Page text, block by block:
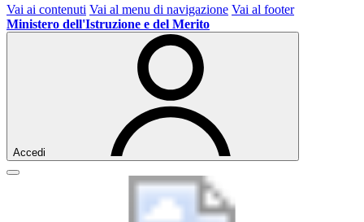
Vai ai contenuti Vai al menu di navigazione Vai al footer
Ministero dell'Istruzione e del Merito
Accedi